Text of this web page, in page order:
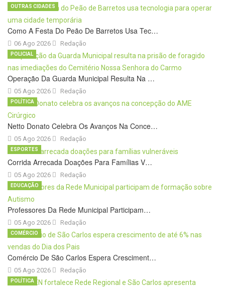
Como A Festa Do Peão De Barretos Usa Tec…
06 Ago 2026
OUTRAS CIDADES
Redação
Operação Da Guarda Municipal Resulta Na …
05 Ago 2026
POLICIAL
Redação
Netto Donato Celebra Os Avanços Na Conce…
05 Ago 2026
POLÍTICA
Redação
Corrida Arrecada Doações Para Famílias V…
05 Ago 2026
ESPORTES
Redação
Professores Da Rede Municipal Participam…
05 Ago 2026
EDUCAÇÃO
Redação
Comércio De São Carlos Espera Cresciment…
05 Ago 2026
COMÉRCIO
Redação
POLÍTICA